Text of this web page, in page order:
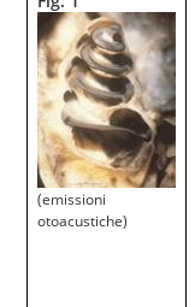
(emissioni
otoacustiche)